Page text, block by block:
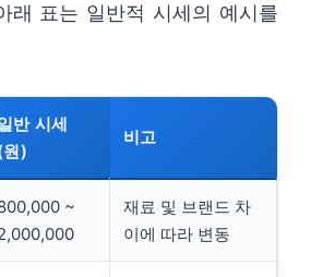
래 표는 일반적 시세의 예시를
반 시세
원)
비고
~
재료 및 브랜드 차
이에 따라 변동